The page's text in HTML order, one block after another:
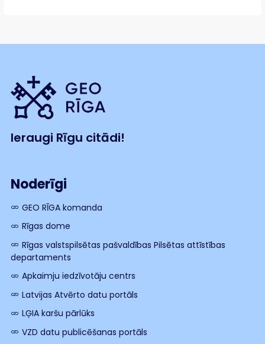
Ieraugi Rīgu citādi!
Noderīgi
GEO RĪGA komanda
Rīgas dome
Rīgas valstspilsētas pašvaldības Pilsētas attīstības
departaments
Apkaimju iedzīvotāju centrs
Latvijas Atvērto datu portāls
LĢIA karšu pārlūks
VZD datu publicēšanas portāls